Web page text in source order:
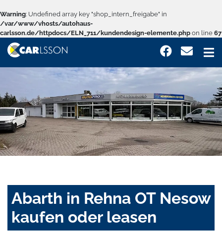
Warning: Undefined array key "shop_intern_freigabe" in
/var/www/vhosts/autohaus-
carlsson.de/httpdocs/ELN_711/kundendesign-elemente.php on line 67
Abarth in Rehna OT Nesow
kaufen oder leasen